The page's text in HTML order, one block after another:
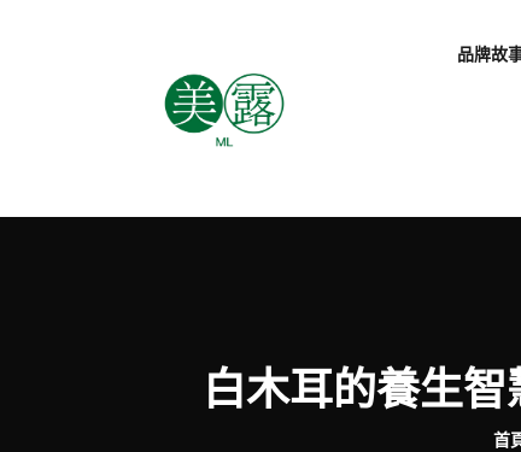
品牌故
白木耳的養生
首